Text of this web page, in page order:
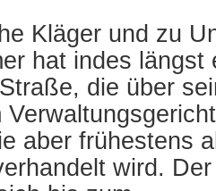
Kläger und zu
hat indes längst
die über
aber frühestens
wird.